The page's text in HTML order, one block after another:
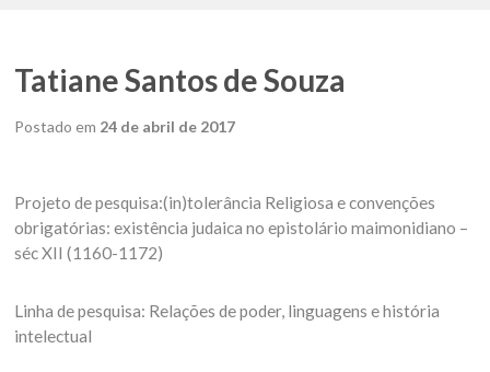
Tatiane Santos de Souza
Postado em 24 de abril de 2017
Projeto de pesquisa:(in)tolerância Religiosa e convenções
obrigatórias: existência judaica no epistolário maimonidiano –
séc XII (1160-1172)
Linha de pesquisa: Relações de poder, linguagens e história
intelectual